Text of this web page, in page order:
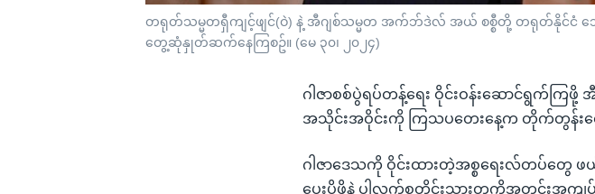
တရုတ်သမ္မတရှီကျင့်ဖျင်(ဝဲ) နဲ့ အီဂျစ်သမ္မတ အက်ဘ်ဒဲလ် အယ် စစ္စီတို့ တရုတ်နိုင်ငံ ဘေဂ
တွေ့ဆုံနှုတ်ဆက်နေကြစဥ်။ (မေ ၃၀၊ ၂၀၂၄)
ဂါဇာစစ်ပွဲရပ်တန့်ရေး ဝိုင်းဝန်းဆောင်ရွက်ကြဖို့
အသိုင်းအဝိုင်းကို ကြသပတေးနေ့က တိုက်တွန်း
ဂါဇာဒေသကို ဝိုင်းထားတဲ့အစ္စရေးလ်တပ်တွေ ဖ
ပေးပို့ဖို့နဲ့ ပါလက်စတိုင်းသားတွကိုအတင်းအကျပ်